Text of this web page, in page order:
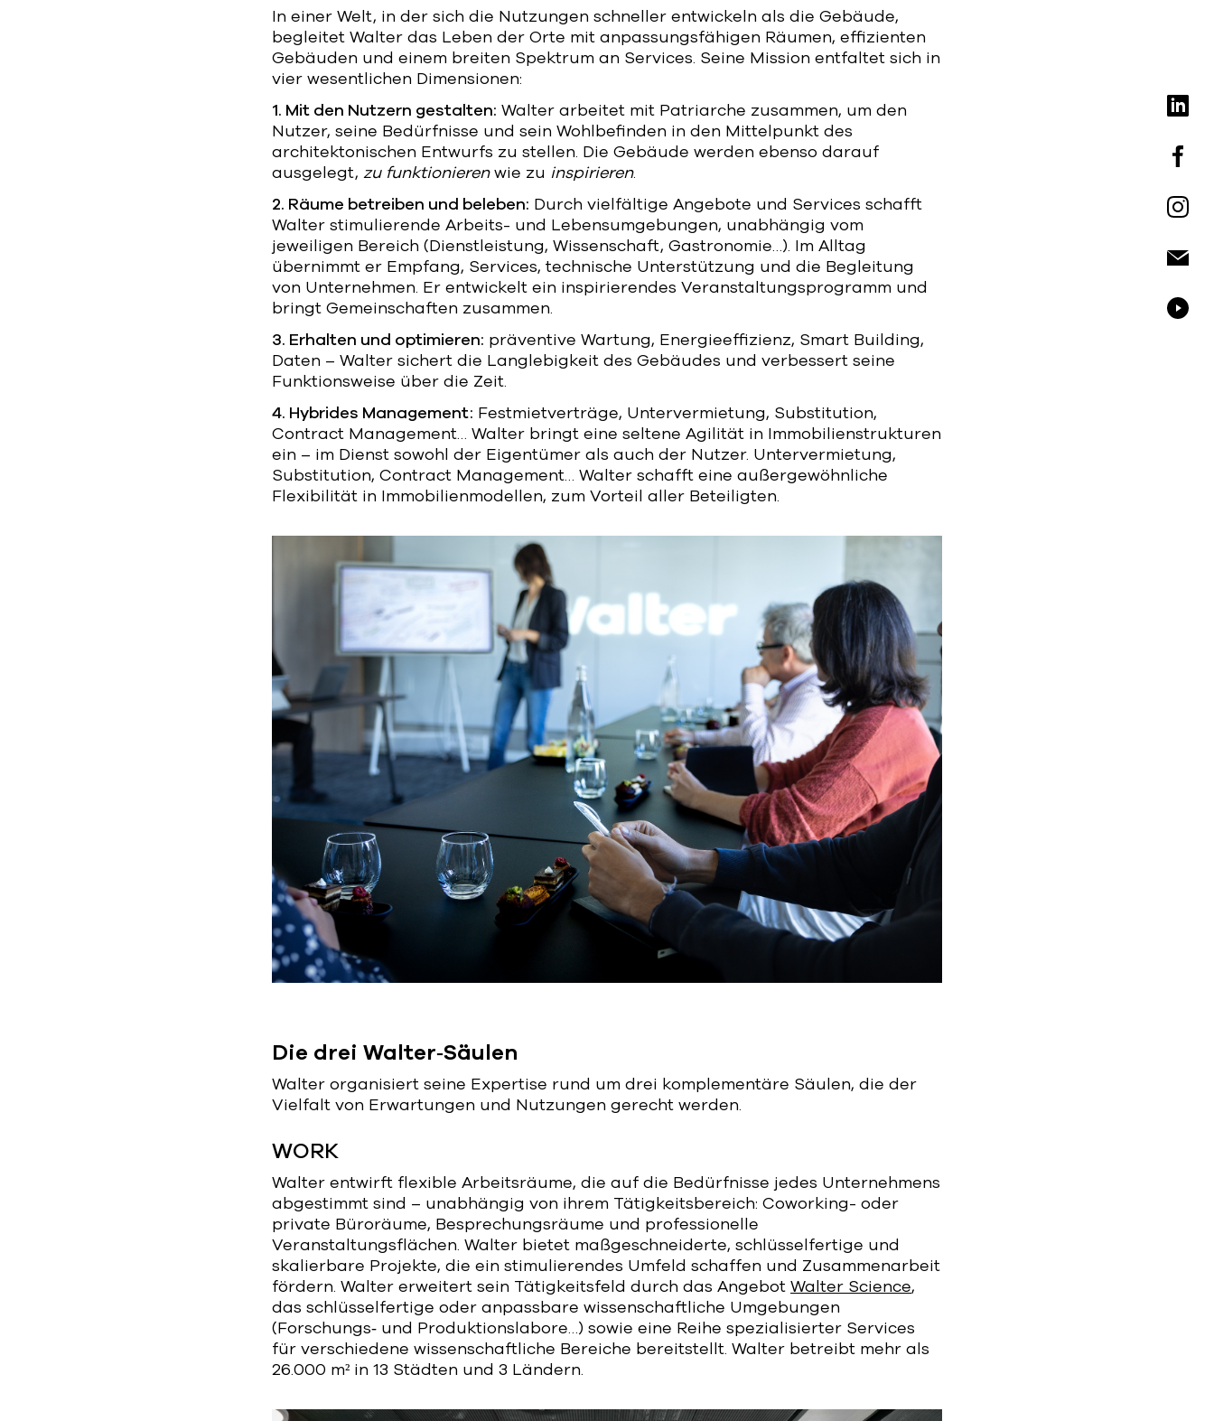
In einer Welt, in der sich die Nutzungen schneller entwickeln als die Gebäude,
begleitet Walter das Leben der Orte mit anpassungsfähigen Räumen, effizienten
Gebäuden und einem breiten Spektrum an Services. Seine Mission entfaltet sich in
vier wesentlichen Dimensionen:
1. Mit den Nutzern gestalten: Walter arbeitet mit Patriarche zusammen, um den
Nutzer, seine Bedürfnisse und sein Wohlbefinden in den Mittelpunkt des
architektonischen Entwurfs zu stellen. Die Gebäude werden ebenso darauf
ausgelegt, zu funktionierenwie zu inspirieren.
2. Räume betreiben und beleben: Durch vielfältige Angebote und Services schafft
Walter stimulierende Arbeits- und Lebensumgebungen, unabhängig vom
jeweiligen Bereich (Dienstleistung, Wissenschaft, Gastronomie…). Im Alltag
übernimmt er Empfang, Services, technische Unterstützung und die Begleitung
von Unternehmen. Er entwickelt ein inspirierendes Veranstaltungsprogramm und
bringt Gemeinschaften zusammen.
3. Erhalten und optimieren: präventive Wartung, Energieeffizienz, Smart Building,
Daten – Walter sichert die Langlebigkeit des Gebäudes und verbessert seine
Funktionsweise über die Zeit.
4. Hybrides Management: Festmietverträge, Untervermietung, Substitution,
Contract Management… Walter bringt eine seltene Agilität in Immobilienstrukturen
ein – im Dienst sowohl der Eigentümer als auch der Nutzer. Untervermietung,
Substitution, Contract Management… Walter schafft eine außergewöhnliche
Flexibilität in Immobilienmodellen, zum Vorteil aller Beteiligten.
Die drei Walter‑Säulen
Walter organisiert seine Expertise rund um drei komplementäre Säulen, die der
Vielfalt von Erwartungen und Nutzungen gerecht werden.
WORK
Walter entwirft flexible Arbeitsräume, die auf die Bedürfnisse jedes Unternehmens
abgestimmt sind – unabhängig von ihrem Tätigkeitsbereich: Coworking- oder
private Büroräume, Besprechungsräume und professionelle
Veranstaltungsflächen. Walter bietet maßgeschneiderte, schlüsselfertige und
skalierbare Projekte, die ein stimulierendes Umfeld schaffen und Zusammenarbeit
fördern. Walter erweitert sein Tätigkeitsfeld durch das Angebot Walter Science,
das schlüsselfertige oder anpassbare wissenschaftliche Umgebungen
(Forschungs‑ und Produktionslabore…) sowie eine Reihe spezialisierter Services
für verschiedene wissenschaftliche Bereiche bereitstellt. Walter betreibt mehr als
26.000 m² in 13 Städten und 3 Ländern.